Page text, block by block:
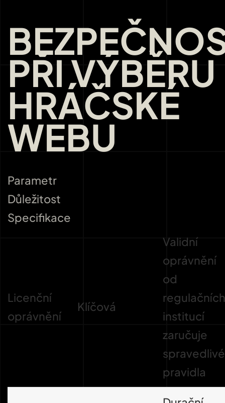
PŘI VÝBĚRU
HRÁČSKÉ
WEBU
Parametr
Důležitost
Specifikace
Licenční
oprávnění
Klíčová
Validní
oprávnění
od
regulačních
institucí
zaručuje
spravedlivé
pravidla